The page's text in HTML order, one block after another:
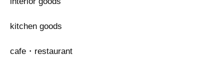
kitchen goods
cafe・restaurant